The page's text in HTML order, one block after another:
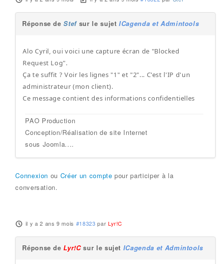
Réponse deStefsur le sujetICagenda et Admintools
Alo Cyril, oui voici une capture écran de "Blocked
Request Log".
Ça te suffit ? Voir les lignes "1" et "2"... C'est l'IP d'un
administrateur (mon client).
Ce message contient des informations confidentielles
PAO Production
Conception/Réalisation de site Internet
sous Joomla....
Connexion ou Créer un compte pour participer à la
conversation.
il y a 2 ans 9 mois #18323 par Lyr!C
Réponse deLyr!Csur le sujet ICagenda et Admintools